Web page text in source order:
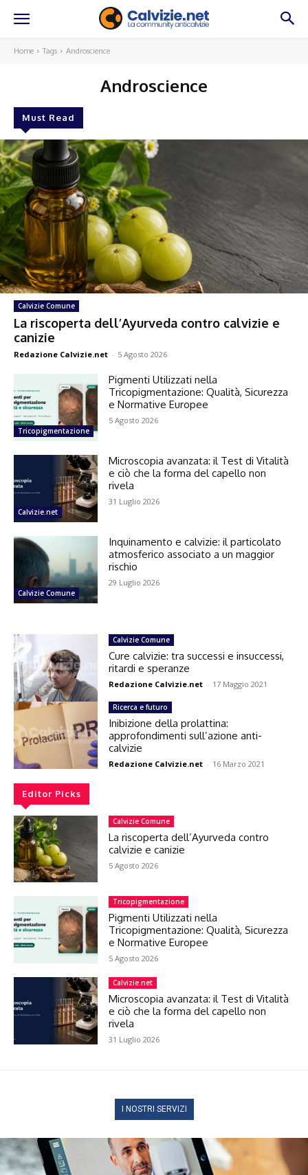
Home Tags Androscience
Androscience
Must Read
Calvizie Comune
La riscoperta dell’Ayurveda contro calvizie e
canizie
Redazione Calvizie.net - 5 Agosto 2026
Tricopigmentazione
Pigmenti Utilizzati nella
Tricopigmentazione: Qualità, Sicurezza
e Normative Europee
5 Agosto 2026
Calvizie.net
Microscopia avanzata: il Test di Vitalità
e ciò che la forma del capello non
rivela
31 Luglio 2026
Calvizie Comune
Inquinamento e calvizie: il particolato
atmosferico associato a un maggior
rischio
29 Luglio 2026
Calvizie Comune
Cure calvizie: tra successi e insuccessi,
ritardi e speranze
Redazione Calvizie.net - 17 Maggio 2021
Ricerca e futuro
Inibizione della prolattina:
approfondimenti sull’azione anti-
calvizie
Redazione Calvizie.net - 16 Marzo 2021
Editor Picks
Calvizie Comune
La riscoperta dell’Ayurveda contro
calvizie e canizie
5 Agosto 2026
Tricopigmentazione
Pigmenti Utilizzati nella
Tricopigmentazione: Qualità, Sicurezza
e Normative Europee
5 Agosto 2026
Calvizie.net
Microscopia avanzata: il Test di Vitalità
e ciò che la forma del capello non
rivela
31 Luglio 2026
I NOSTRI SERVIZI